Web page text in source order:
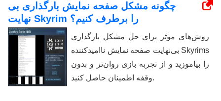
چگونه مشکل صفحه نمایش بارگذاری بی
نهایت Skyrim را برطرف کنیم؟
روش‌های موثر برای حل مشکل بارگذاری
بی‌نهایت صفحه نمایش ناامیدکننده Skyrims
را بیاموزید و از تجربه بازی روان‌تر و بدون
وقفه اطمینان حاصل کنید.